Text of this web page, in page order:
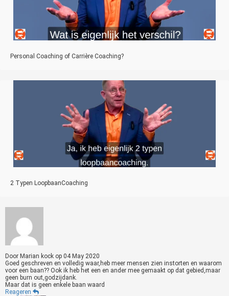
Personal Coaching of Carrière Coaching?
2 Typen LoopbaanCoaching
Door Marian kock op 04 May 2020
Goed geschreven en volledig waar,heb meer mensen zien instorten en waarom
voor een baan?? Ook ik heb het een en ander mee gemaakt op dat gebied,maar
geen burn out,godzijdank.
Maar dat is geen enkele baan waard
Reageren